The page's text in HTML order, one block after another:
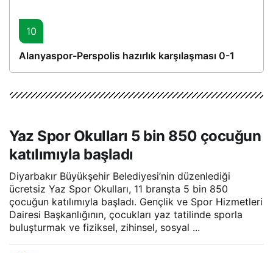
10
Alanyaspor-Perspolis hazırlık karşılaşması 0-1
Yaz Spor Okulları 5 bin 850 çocuğun
katılımıyla başladı
Diyarbakır Büyükşehir Belediyesi’nin düzenlediği
ücretsiz Yaz Spor Okulları, 11 branşta 5 bin 850
çocuğun katılımıyla başladı. Gençlik ve Spor Hizmetleri
Dairesi Başkanlığının, çocukları yaz tatilinde sporla
buluşturmak ve fiziksel, zihinsel, sosyal ...